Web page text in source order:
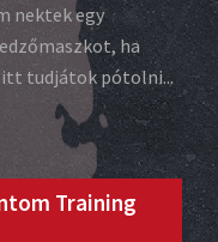
nektek egy
ha
tudjátok pótolni...
Training